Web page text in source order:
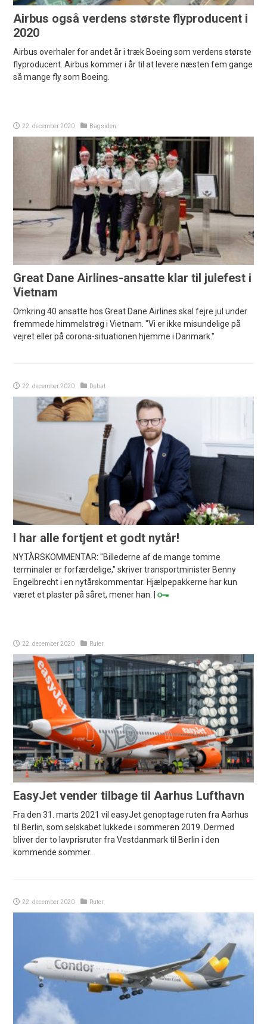
Airbus også verdens største flyproducent i
2020
Airbus overhaler for andet år i træk Boeing som verdens største
flyproducent. Airbus kommer i år til at levere næsten fem gange
så mange fly som Boeing.
22. december 2020 Bagsiden
Great Dane Airlines-ansatte klar til julefest i
Vietnam
Omkring 40 ansatte hos Great Dane Airlines skal fejre jul under
fremmede himmelstrøg i Vietnam. "Vi er ikke misundelige på
vejret eller på corona-situationen hjemme i Danmark."
22. december 2020 Debat
I har alle fortjent et godt nytår!
NYTÅRSKOMMENTAR: "Billederne af de mange tomme
terminaler er forfærdelige," skriver transportminister Benny
Engelbrecht i en nytårskommentar. Hjælpepakkerne har kun
været et plaster på såret, mener han. |
22. december 2020 Ruter
EasyJet vender tilbage til Aarhus Lufthavn
Fra den 31. marts 2021 vil easyJet genoptage ruten fra Aarhus
til Berlin, som selskabet lukkede i sommeren 2019. Dermed
bliver der to lavprisruter fra Vestdanmark til Berlin i den
kommende sommer.
22. december 2020 Ruter